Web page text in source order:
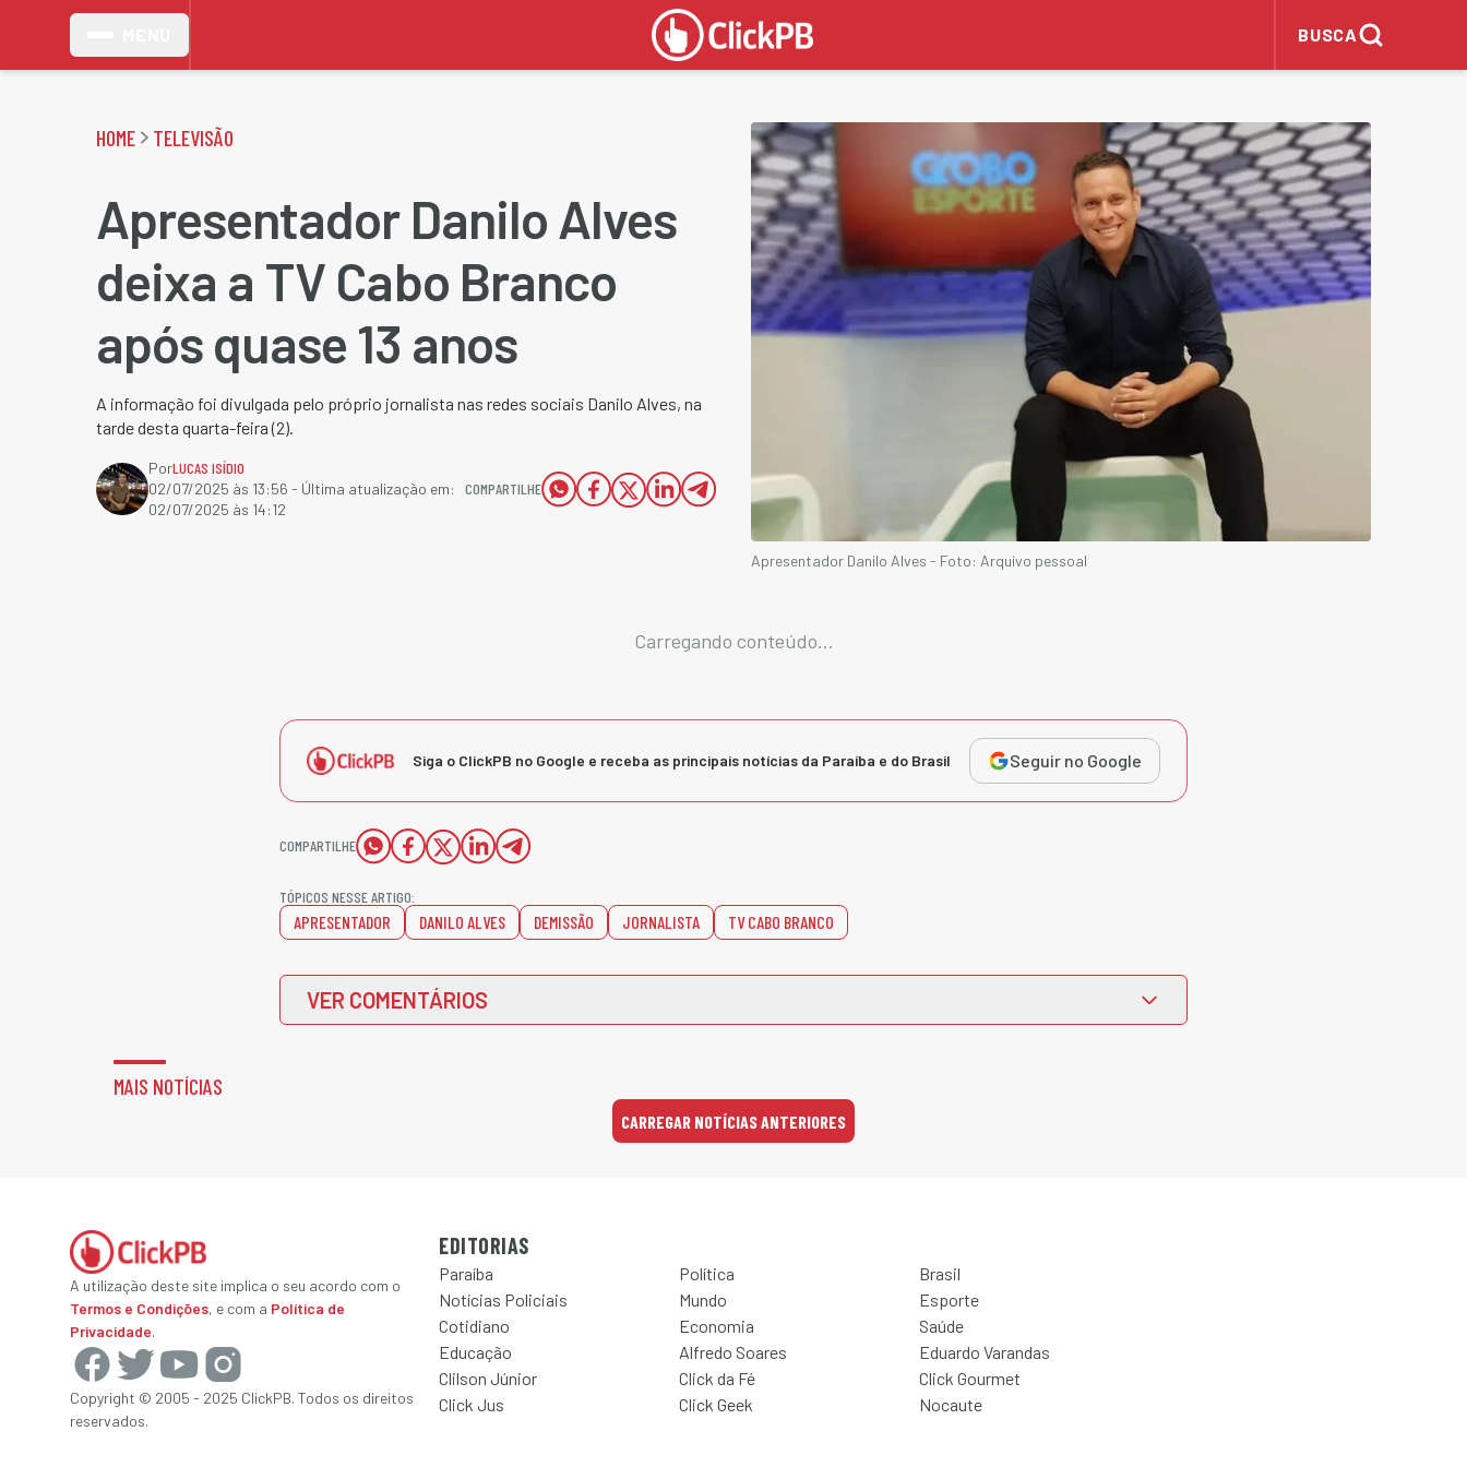
BUSCA
HOME TELEVISÃO
Apresentador Danilo Alves
deixa a TV Cabo Branco
após quase 13 anos
A informação foi divulgada pelo próprio jornalista nas redes sociais Danilo Alves, na
tarde desta quarta-feira (2).
PorLUCAS ISÍDIO
02/07/2025 às 13:56 - Última atualização em:
02/07/2025 às 14:12
COMPARTILHE
Apresentador Danilo Alves - Foto: Arquivo pessoal
Carregando conteúdo...
Siga o ClickPB no Google e receba as principais notícias da Paraíba e do Brasil Seguir no Google
COMPARTILHE
TÓPICOS NESSE ARTIGO:
APRESENTADOR DANILO ALVES DEMISSÃO JORNALISTA TV CABO BRANCO
VER COMENTÁRIOS
MAIS NOTÍCIAS
CARREGAR NOTÍCIAS ANTERIORES
A utilização deste site implica o seu acordo com o
Termos e Condições, e com a Política de
Privacidade.
Copyright © 2005 - 2025 ClickPB. Todos os direitos
reservados.
EDITORIAS
Paraíba Política
Brasil
Notícias Policiais
Mundo
Esporte
Cotidiano
Economia
Saúde
Educação
Alfredo Soares
Eduardo Varandas
Clilson Júnior
Click da Fé
Click Gourmet
Click Jus
Click Geek Nocaute